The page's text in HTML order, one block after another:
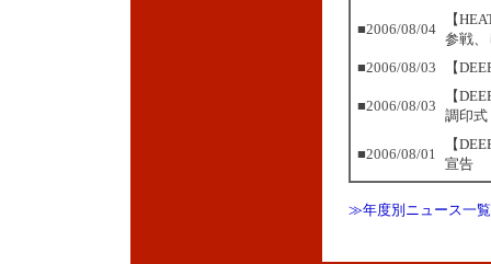
■2006/08/04
【
参戦、
■2006/08/03
【
■2006/08/03
【
調印
■2006/08/01
【
宣告
≫年度別ニュース一覧